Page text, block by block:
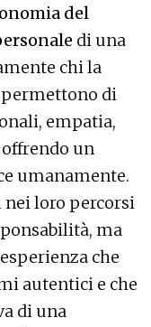
del
di una
chi la
permettono di
empatia,
offrendo un
umanamente.
loro percorsi
ma
che
autentici e che
di una